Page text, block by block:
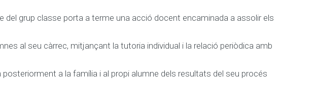
grup classe porta a terme una acció docent encaminada a assolir els
al seu càrrec, mitjançant la tutoria individual i la relació periòdica amb
a la família i al propi alumne dels resultats del seu procés